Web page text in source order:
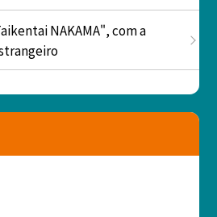
NAKAMA", com a